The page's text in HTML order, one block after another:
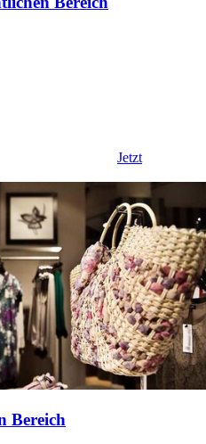
Jetzt
Bereich